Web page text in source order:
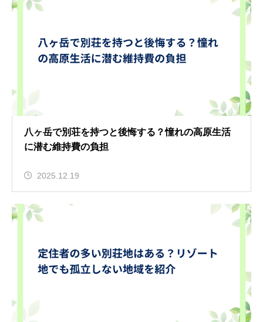
八ヶ岳で別荘を持つと後悔する？憧れの高原生活
に潜む維持費の負担
2025.12.19